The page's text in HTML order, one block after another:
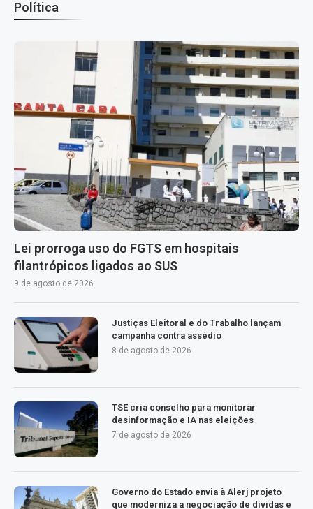
Política
Lei prorroga uso do FGTS em hospitais
filantrópicos ligados ao SUS
9 de agosto de 2026
Justiças Eleitoral e do Trabalho lançam
campanha contra assédio
8 de agosto de 2026
TSE cria conselho para monitorar
desinformação e IA nas eleições
7 de agosto de 2026
Governo do Estado envia à Alerj projeto
que moderniza a negociação de dívidas e